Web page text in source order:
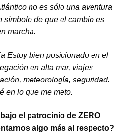
no es sólo una aventura
símbolo de que el cambio es
marcha.
Estoy bien posicionado en el
en alta mar, viajes
meteorología, seguridad.
en lo que me meto.
el patrocinio de ZERO
algo más al respecto?